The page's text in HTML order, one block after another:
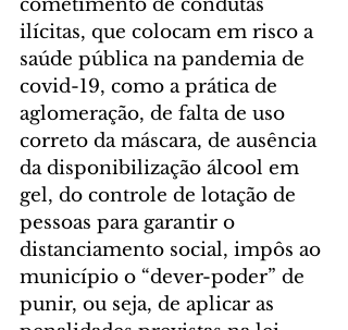
cometimento de condutas
ilícitas, que colocam em risco a
saúde pública na pandemia de
covid-19, como a prática de
aglomeração, de falta de uso
correto da máscara, de ausência
da disponibilização álcool em
gel, do controle de lotação de
pessoas para garantir o
distanciamento social, impôs ao
município o “dever-poder” de
punir, ou seja, de aplicar as